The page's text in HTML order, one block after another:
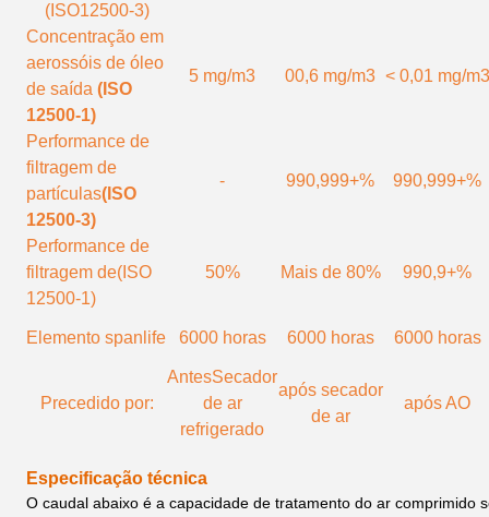
(ISO12500-3)
Concentração em
aerossóis de óleo
de saída (ISO
12500-1)
5 mg/m3 00,6 mg/m3 < 0,01 mg/m3
Performance de
filtragem de
partículas(ISO
12500-3)
- 990,999+% 990,999+%
Performance de
filtragem de(ISO
12500-1)
50% Mais de 80% 990,9+%
Elemento spanlife 6000 horas 6000 horas 6000 horas
Precedido por:
AntesSecador
de ar
refrigerado
após secador
de ar
após AO
Especificação técnica
O caudal abaixo é a capacidade de tratamento do ar comprimido